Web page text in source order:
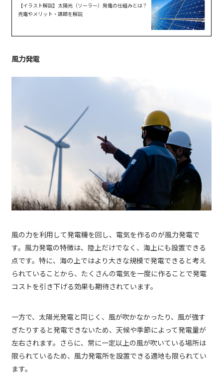
【イラスト解説】太陽光（ソーラー）発電の仕組みとは？
売電やメリット・課題を解説
風力発電
風の力を利用して発電機を回し、電気を作るのが風力発電で
す。風力発電の特徴は、陸上だけでなく、海上にも設置できる
点です。特に、海の上ではより大きな規模で発電できると考え
られていることから、たくさんの電気を一度に作ることで発電
コストを引き下げる効果も期待されています。
一方で、太陽光発電と同じく、風が吹かなかったり、風が強す
ぎたりすると発電できないため、天候や季節によって発電量が
左右されます。さらに、常に一定以上の風が吹いている場所は
限られているため、風力発電所を設置できる適地も限られてい
ます。